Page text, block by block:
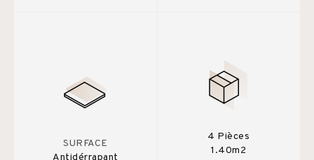
SURFACE
Antidérrapant
4 Pièces
1.40m2